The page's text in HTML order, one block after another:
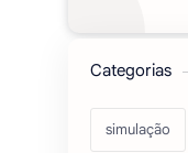
Categorias
simulação